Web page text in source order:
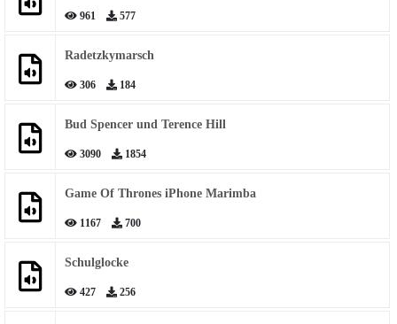
961 577
Radetzkymarsch
306 184
Bud Spencer und Terence Hill
3090 1854
Game Of Thrones iPhone Marimba
1167 700
Schulglocke
427 256